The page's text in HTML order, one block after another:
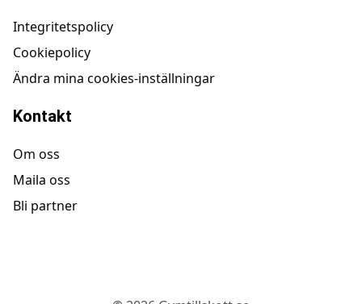
Integritetspolicy
Cookiepolicy
Ändra mina cookies-inställningar
Kontakt
Om oss
Maila oss
Bli partner